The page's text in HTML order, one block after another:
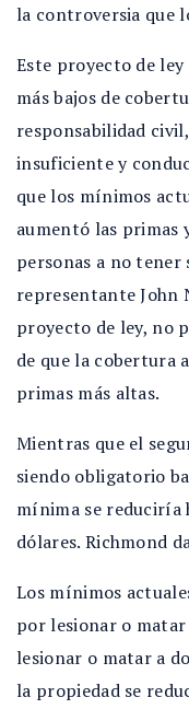
la controversia que
Este proyecto de
más bajos de
responsabilidad
insuficiente y
que los mínimos
aumentó las primas
personas a no tener
representante John
proyecto de ley, no
de que la cobertura
primas más altas.
Mientras que el
siendo obligatorio
mínima se reduciría
dólares. Richmond
Los mínimos
por lesionar o
lesionar o matar a
la propiedad se